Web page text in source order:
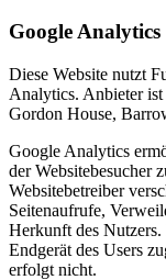
Google Analytics
Diese Website nutzt
Analytics. Anbieter
Gordon House,
Google Analytics
der Websitebesucher
Websitebetreiber
Seitenaufrufe,
Herkunft des
Endgerät des Users
erfolgt nicht.